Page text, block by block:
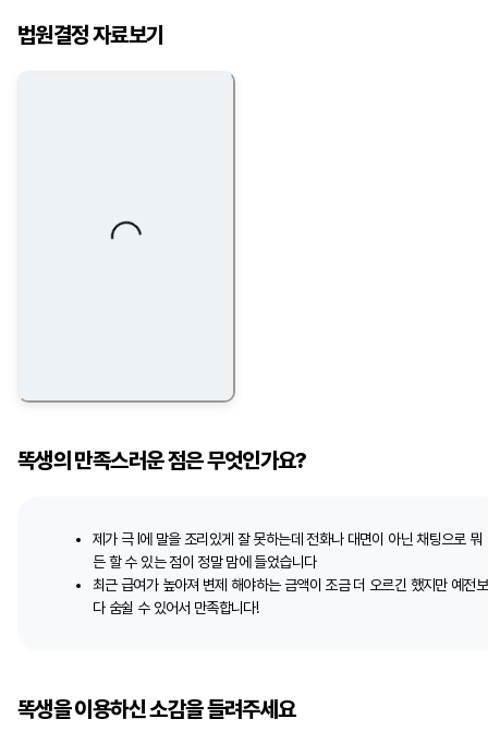
법원결정 자료보기
똑생의 만족스러운 점은 무엇인가요?
제가 극 I에 말을 조리있게 잘 못하는데 전화나 대면이 아닌 채팅으로 뭐
든 할 수 있는 점이 정말 맘에 들었습니다
최근 급여가 높아져 변제 해야하는 금액이 조금 더 오르긴 했지만 예전보
다 숨쉴 수 있어서 만족합니다!
똑생을 이용하신 소감을 들려주세요